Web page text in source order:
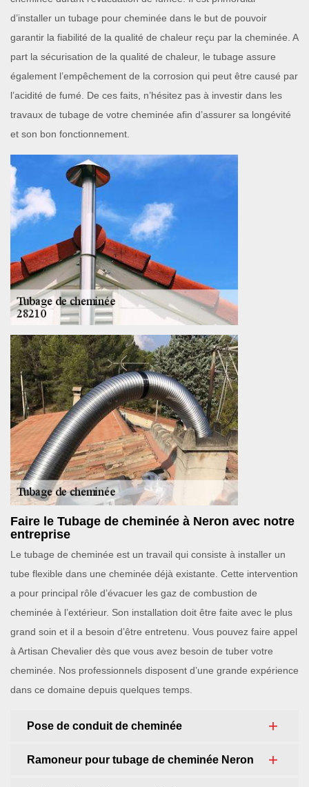
d’installer un tubage pour cheminée dans le but de pouvoir
garantir la fiabilité de la qualité de chaleur reçu par la cheminée. A
part la sécurisation de la qualité de chaleur, le tubage assure
également l’empêchement de la corrosion qui peut être causé par
l’acidité de fumé. De ces faits, n’hésitez pas à investir dans les
travaux de tubage de votre cheminée afin d’assurer sa longévité
et son bon fonctionnement.
Faire le Tubage de cheminée à Neron avec notre
entreprise
Le tubage de cheminée est un travail qui consiste à installer un
tube flexible dans une cheminée déjà existante. Cette intervention
a pour principal rôle d’évacuer les gaz de combustion de
cheminée à l’extérieur. Son installation doit être faite avec le plus
grand soin et il a besoin d’être entretenu. Vous pouvez faire appel
à Artisan Chevalier dès que vous avez besoin de tuber votre
cheminée. Nos professionnels disposent d’une grande expérience
dans ce domaine depuis quelques temps.
Pose de conduit de cheminée
Ramoneur pour tubage de cheminée Neron